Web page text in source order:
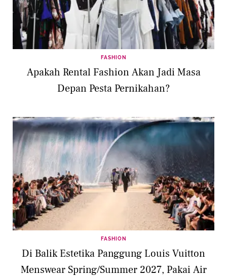
FASHION
Apakah Rental Fashion Akan Jadi Masa
Depan Pesta Pernikahan?
FASHION
Di Balik Estetika Panggung Louis Vuitton
Menswear Spring/Summer 2027, Pakai Air